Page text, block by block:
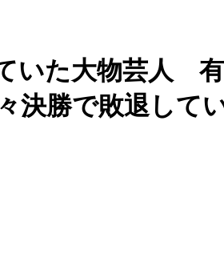
いた大物芸人
決勝で敗退して